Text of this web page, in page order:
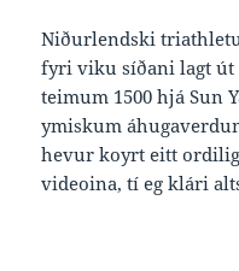
Niðurlendski
fyri viku síðani lagt út
teimum 1500 hjá Sun
ymiskum
hevur koyrt eitt
videoina, tí eg klári